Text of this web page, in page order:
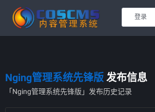
登录
Nging管理系统先锋版 发布信息
「Nging管理系统先锋版」发布历史记录